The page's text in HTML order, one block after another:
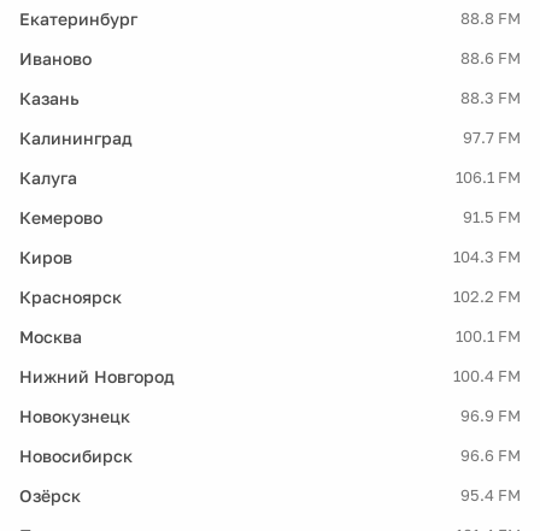
Екатеринбург 88.8 FM
Иваново 88.6 FM
Казань 88.3 FM
Калининград 97.7 FM
Калуга 106.1 FM
Кемерово 91.5 FM
Киров 104.3 FM
Красноярск 102.2 FM
Москва 100.1 FM
Нижний Новгород 100.4 FM
Новокузнецк 96.9 FM
Новосибирск 96.6 FM
Озёрск 95.4 FM